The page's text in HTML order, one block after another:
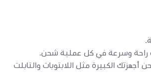
راحة وسرعة في كل عملية شحن.
أجهزتك الكبيرة مثل اللابتوبات والتابلت